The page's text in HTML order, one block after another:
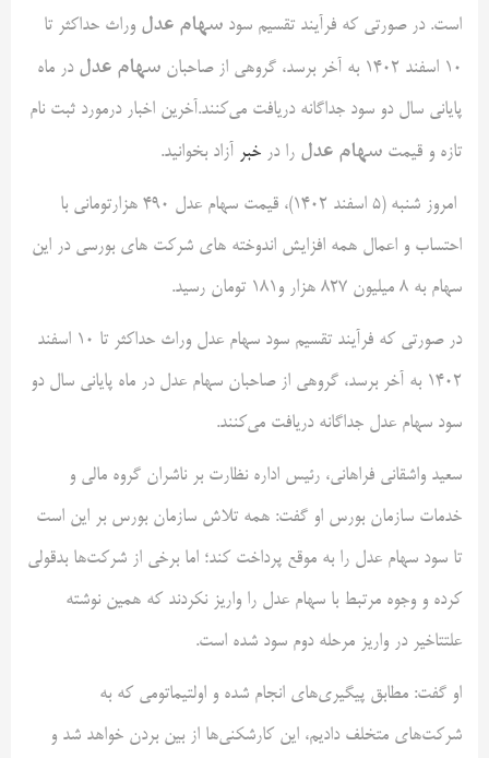
است. در صورتی که فرآیند تقسیم سود سهام عدل وراث حداکثر تا
۱۰ اسفند ۱۴۰۲ به آخر برسد، گروهی از صاحبان
سهام عدل در ماه
پایانی سال دو سود جداگانه دریافت می‌کنند.آخرین اخبار درمورد ثبت نام
تازه و قیمت سهام عدل را در خبر آزاد بخوانید.
امروز شنبه (۵ اسفند ۱۴۰۲)، قیمت سهام عدل ۴۹۰ هزارتومانی با
احتساب و اعمال همه افزایش اندوخته های شرکت های بورسی در این
سهام به ۸ میلیون ۸۲۷ هزار و۱۸۱ تومان رسید.
در صورتی که فرآیند تقسیم سود سهام عدل وراث حداکثر تا ۱۰ اسفند
۱۴۰۲ به آخر برسد، گروهی از صاحبان سهام عدل در ماه پایانی سال دو
سود سهام عدل جداگانه دریافت می‌کنند.
سعید واشقانی فراهانی، رئیس اداره نظارت بر ناشران گروه مالی و
خدمات سازمان بورس او گفت: همه تلاش سازمان بورس بر این است
تا سود سهام عدل را به موقع پرداخت کند؛ اما برخی از شرکت‌ها بدقولی
کرده و وجوه مرتبط با سهام عدل را واریز نکردند که همین نوشته
علتتاخیر در واریز مرحله دوم سود شده است.
او گفت: مطابق پیگیری‌های انجام شده و اولتیماتومی که به
شرکت‌های متخلف دادیم، این کارشکنی‌ها از بین بردن خواهد شد و